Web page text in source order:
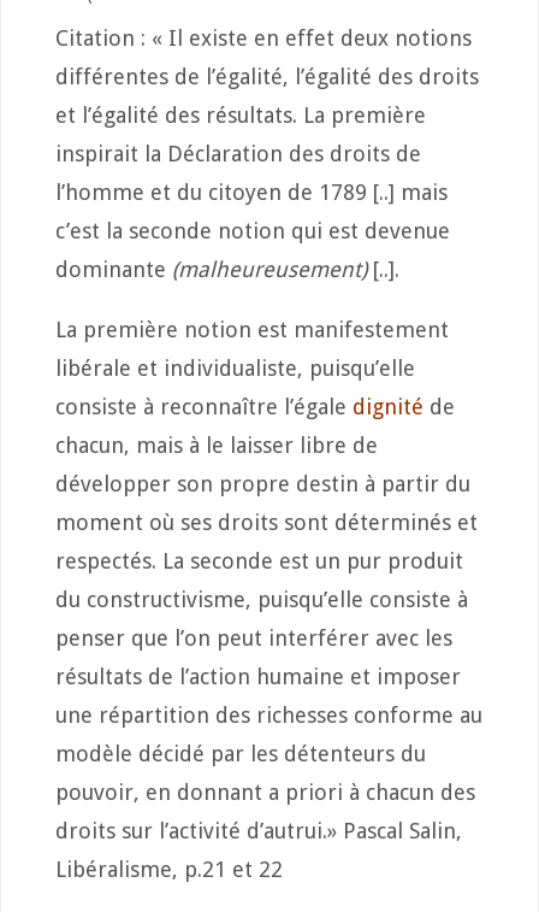
Citation : « Il existe en effet deux notions
différentes de l’égalité, l’égalité des droits
et l’égalité des résultats. La première
inspirait la Déclaration des droits de
l’homme et du citoyen de 1789 [..] mais
c’est la seconde notion qui est devenue
dominante (malheureusement)[..].
La première notion est manifestement
libérale et individualiste, puisqu’elle
consiste à reconnaître l’égale dignité de
chacun, mais à le laisser libre de
développer son propre destin à partir du
moment où ses droits sont déterminés et
respectés. La seconde est un pur produit
du constructivisme, puisqu’elle consiste à
penser que l’on peut interférer avec les
résultats de l’action humaine et imposer
une répartition des richesses conforme au
modèle décidé par les détenteurs du
pouvoir, en donnant a priori à chacun des
droits sur l’activité d’autrui.» Pascal Salin,
Libéralisme, p.21 et 22